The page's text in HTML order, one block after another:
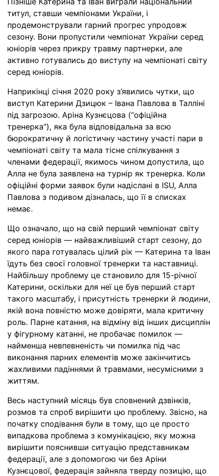
титул, ставши чемпіонами України, і
продемонстрували гарний прогрес упродовж
сезону. Вони пропустили чемпіонат України серед
юніорів через прикру травму партнерки, але
активно готувались до виступу на чемпіонаті світу
серед юніорів.
Наприкінці січня 2020 року з’явились чутки, що
виступ Катерини Дзицюк – Івана Павлова в Талліні
під загрозою. Аріна Кузнєцова (“офіційна
тренерка”), яка була відповідальна за всю
бюрократичну й логістичну частину участі пари в
чемпіонаті світу та мала тісне спілкування з
членами федерації, якимось чином допустила, що
Алла не була заявлена на турнір як тренерка. Коли
офіційні форми заявок були надіслані в ISU, Алла
Павлова з подивом дізналась, що її в списках
немає.
Що означало, що на свій перший чемпіонат світу
серед юніорів — найважливіший старт сезону, до
якого пара готувалась цілий рік — Катерина та Іван
їдуть без своєї головної тренерки та наставниці.
Найбільшу проблему це становило для 15-річної
Катерини, оскільки для неї це був перший старт
такого масштабу, і присутність тренерки й людини,
якій вона повністю може довіряти, мала критичну
роль. Парне катання, на відміну від інших дисциплін
у фігурному катанні, не пробачає помилок —
найменша невпевненість чи помилка під час
виконання парних елементів може закінчитись
жахливими падіннями й травмами, несумісними з
життям.
Весь наступний місяць був сповнений дзвінків,
розмов та спроб вирішити цю проблему. Звісно, на
початку сподівання були в тому, що це просто
випадкова проблема з комунікацією, яку можна
вирішити пояснивши ситуацію представникам
федерації, але з допомогою чи без Аріни
Кузнєцової, федерація зайняла тверду позицію, що